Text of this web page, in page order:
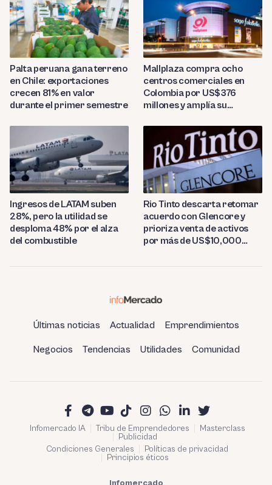
Palta peruana gana terreno
en Chile: exportaciones
crecen 81% en valor
durante el primer semestre
Mallplaza compra ocho
centros comerciales en
Colombia por US$376
millones y amplía su
Ingresos de LATAM suben
28%, pero la utilidad se
desploma 48% por el alza
del combustible
Rio Tinto descarta retomar
acuerdo con Glencore y
prioriza venta de activos
por más de US$10,000
Últimas noticias Actualidad Emprendimientos
Negocios Tendencias Utilidades Comunidad
Infomercado IA Tribu de Emprendedores
Masterclass
Publicidad
Condiciones Generales
Políticas de privacidad
Principios éticos
Infomercado